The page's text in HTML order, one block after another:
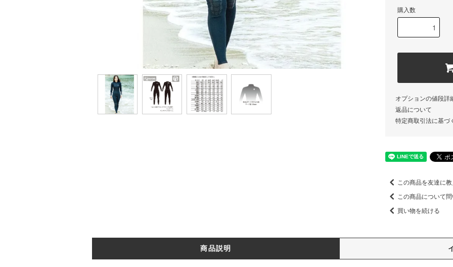
購入数
オプションの値段詳
返品について
特定商取引法に基づ
この商品を友達に
この商品について
買い物を続ける
商品説明